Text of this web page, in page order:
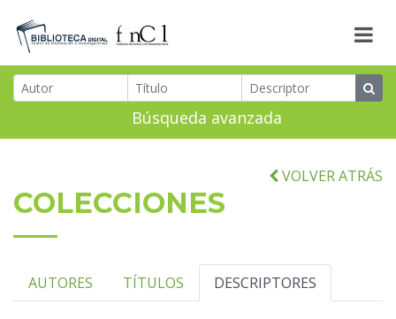
Búsqueda avanzada
VOLVER ATRÁS
COLECCIONES
AUTORES TÍTULOS DESCRIPTORES